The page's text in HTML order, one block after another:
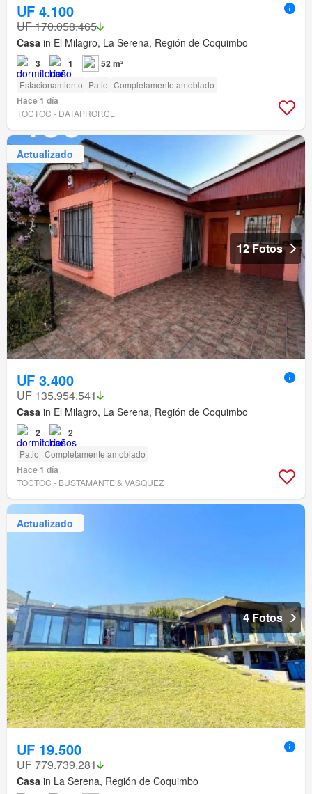
UF 4.100
UF 170.058.465
Casa in El Milagro, La Serena, Región de Coquimbo
3 1 52 m²
Estacionamiento Patio Completamente amoblado
Hace 1 día
TOCTOC - DATAPROP.CL
Actualizado
12 Fotos
UF 3.400
UF 135.954.541
Casa in El Milagro, La Serena, Región de Coquimbo
2 2
Patio Completamente amoblado
Hace 1 día
TOCTOC - BUSTAMANTE & VASQUEZ
Actualizado
4 Fotos
UF 19.500
UF 779.739.281
Casa in La Serena, Región de Coquimbo